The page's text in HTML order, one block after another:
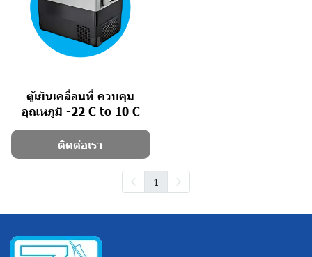
ตู้เย็นเคลื่อนที่ ควบคุม
อุณหภูมิ -22 C to 10 C
ติดต่อเรา
1